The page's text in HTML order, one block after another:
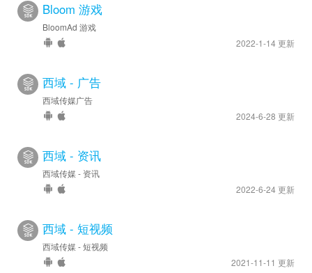
Bloom 游戏
BloomAd 游戏
2022-1-14 更新
西域 - 广告
西域传媒广告
2024-6-28 更新
西域 - 资讯
西域传媒 - 资讯
2022-6-24 更新
西域 - 短视频
西域传媒 - 短视频
2021-11-11 更新